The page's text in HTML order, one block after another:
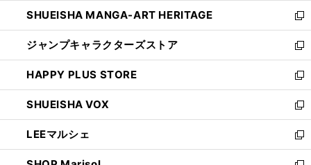
く
で
開
く
し
い
ウ
ィ
ン
ド
ウ
で
開
く
SHUEISHA MANGA-ART HERITAGE
新
し
い
ウ
ィ
ン
ド
ウ
で
開
ジャンプキャラクターズストア
新
し
い
ウ
ィ
ン
ド
ウ
HAPPY PLUS STORE
新
し
い
ウ
ィ
ン
SHUEISHA VOX
新
し
い
ウ
LEEマルシェ
新
し